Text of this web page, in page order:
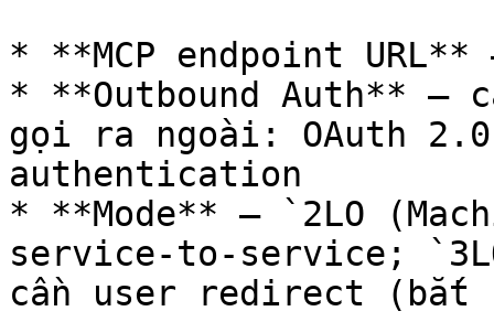
* **MCP endpoint URL**
* **Outbound Auth** —
gọi ra ngoài: OAuth
authentication
* **Mode** — `2LO
service-to-service;
cần user redirect (bắt